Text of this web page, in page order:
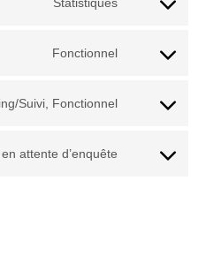
google-
Consent
automattic
Fonctionnel
Consent
wordfence
Suivi, Fonctionnel
Consent
facebook
attente d’enquête
Consent